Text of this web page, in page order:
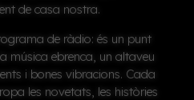
de casa nostra.
de ràdio: és un punt
música ebrenca, un altaveu
i bones vibracions. Cada
les novetats, les històries